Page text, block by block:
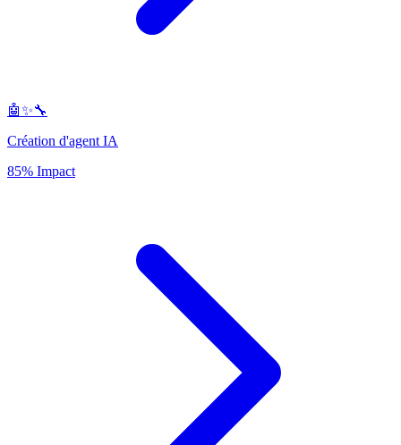
🤖✨🔧
Création d'agent IA
85% Impact